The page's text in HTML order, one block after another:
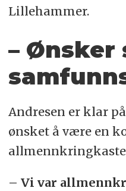
Lillehammer.
– Ønsker
Andresen er klar
ønsket å være en
– Vi var